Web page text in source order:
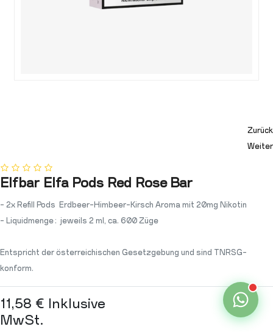
Zurück
Weiter
Elfbar Elfa Pods Red Rose Bar
- 2x Refill Pods Erdbeer-Himbeer-Kirsch Aroma mit 20mg Nikotin
- Liquidmenge: jeweils 2 ml, ca. 600 Züge
Entspricht der österreichischen Gesetzgebung und sind TNRSG-
konform.
11,58 €
Inklusive
MwSt.